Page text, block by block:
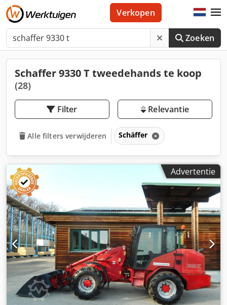
Zoeken
Verkopen
Schaffer 9330 T tweedehands te koop
(28)
Filter Relevantie
Alle filters verwijderen Schäffer
Advertentie